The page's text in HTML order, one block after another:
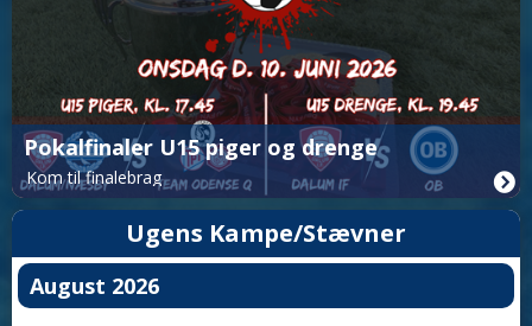
Pokalfinaler U15 piger og drenge
Kom til finalebrag
Ugens Kampe/Stævner
August 2026